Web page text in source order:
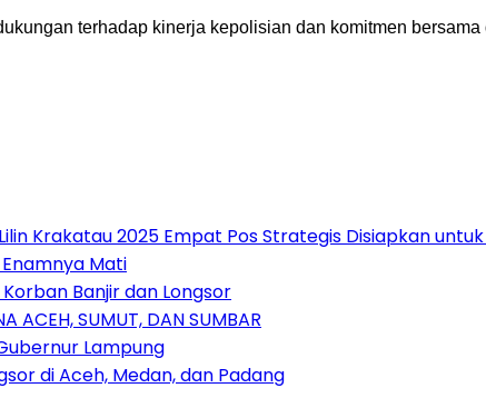
terhadap kinerja kepolisian dan komitmen
Krakatau 2025 Empat Pos Strategis Disiapkan
Mati
Korban Banjir dan Longsor
ACEH, SUMUT, DAN SUMBAR
Lampung
di Aceh, Medan, dan Padang